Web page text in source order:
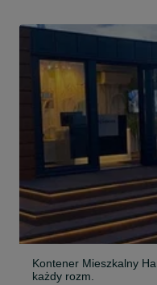
Kontener Mieszkalny
każdy rozm.